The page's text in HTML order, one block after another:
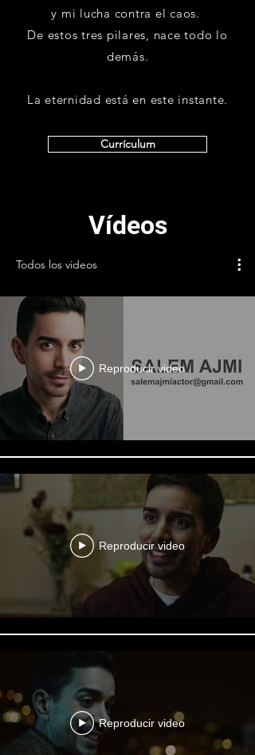
y mi lucha contra el caos.
De estos tres pilares, nace todo lo
demás.
La eternidad está en este instante.
Currículum
Vídeos
Todos los videos
Reproducir video
Reproducir video
Reproducir video